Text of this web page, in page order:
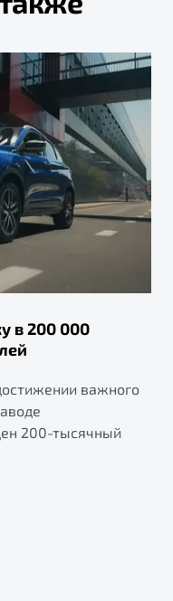
в 200 000
важного
200-тысячный